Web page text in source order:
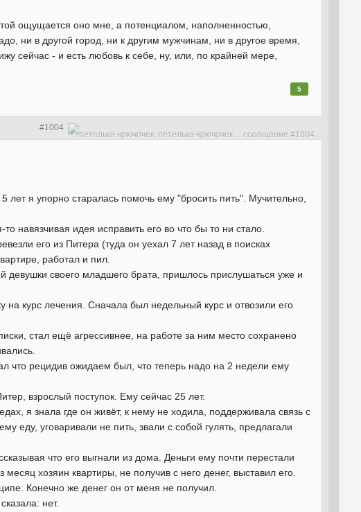
ощущается оно мне, а потенциалом, наполненностью,
ни в другой город, ни к другим мужчинам, ни в другое время,
сейчас - и есть любовь к себе, ну, или, по крайней мере,
5
#1004
я упорно старалась помочь ему "бросить пить". Мучительно,
навязчивая идея исправить его во что бы то ни стало.
его из Питера (туда он уехал 7 лет назад в поисках
работал и пил.
девушки своего младшего брата, пришлось прислушаться уже и
на курс лечения. Сначала был недельный курс и отвозили его
стал ещё агрессивнее, на работе за ним место сохранено
что рецидив ожидаем был, что теперь надо на 2 недели ему
взрослый поступок. Ему сейчас 25 лет.
я знала где он живёт, к нему не ходила, поддерживала связь с
еду, уговаривали не пить, звали с собой гулять, предлагали
что его выгнали из дома. Деньги ему почти перестали
хозяин квартиры, не получив с него денег, выставил его.
Конечно же денег он от меня не получил.
нет.